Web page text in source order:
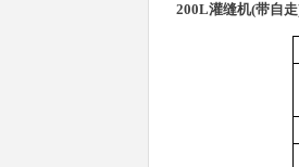
200L灌缝机(带自